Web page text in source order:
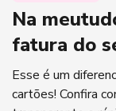
Na
fatura do
Esse é um
cartões! Confira